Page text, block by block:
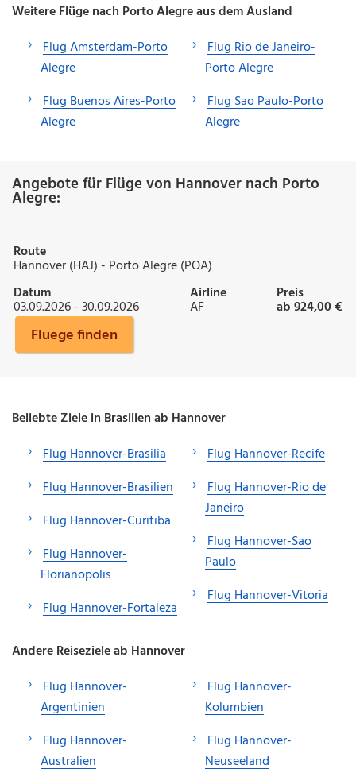
Weitere Flüge nach Porto Alegre aus dem Ausland
Flug Amsterdam-Porto
Alegre
Flug Buenos Aires-Porto
Alegre
Flug Rio de Janeiro-
Porto Alegre
Flug Sao Paulo-Porto
Alegre
Angebote für Flüge von Hannover nach Porto
Alegre:
Route
Hannover (HAJ) - Porto Alegre (POA)
Datum
03.09.2026 - 30.09.2026
Airline
AF
Preis
ab 924,00 €
Fluege finden
Beliebte Ziele in Brasilien ab Hannover
Flug Hannover-Brasilia
Flug Hannover-Brasilien
Flug Hannover-Curitiba
Flug Hannover-
Florianopolis
Flug Hannover-Fortaleza
Flug Hannover-Recife
Flug Hannover-Rio de
Janeiro
Flug Hannover-Sao
Paulo
Flug Hannover-Vitoria
Andere Reiseziele ab Hannover
Flug Hannover-
Argentinien
Flug Hannover-
Australien
Flug Hannover-
Kolumbien
Flug Hannover-
Neuseeland